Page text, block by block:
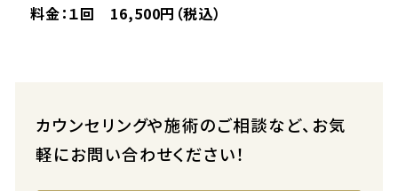
料金：１回 16,500円（税込）
カウンセリングや施術のご相談など、お気
軽にお問い合わせください！